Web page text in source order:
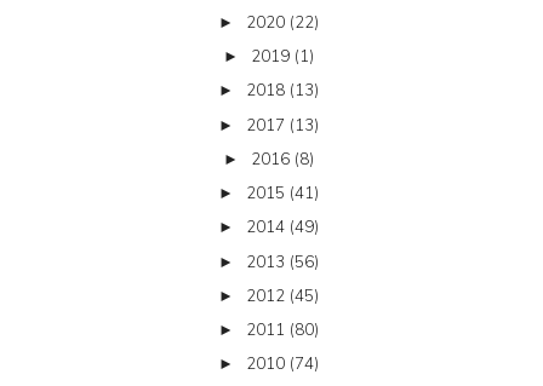
► 2020 (22)
► 2019 (1)
► 2018 (13)
► 2017 (13)
► 2016 (8)
► 2015 (41)
► 2014 (49)
► 2013 (56)
► 2012 (45)
► 2011 (80)
► 2010 (74)